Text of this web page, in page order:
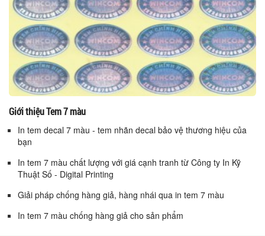
Giới thiệu Tem 7 màu
In tem decal 7 màu - tem nhãn decal bảo vệ thương hiệu của
bạn
In tem 7 màu chất lượng với giá cạnh tranh từ Công ty In Kỹ
Thuật Số - Digital Printing
Giải pháp chống hàng giả, hàng nhái qua in tem 7 màu
In tem 7 màu chống hàng giả cho sản phẩm